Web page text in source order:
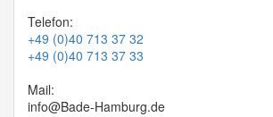
Telefon:
+49 (0)40 713 37 32
+49 (0)40 713 37 33
Mail:
info@Bade-Hamburg.de